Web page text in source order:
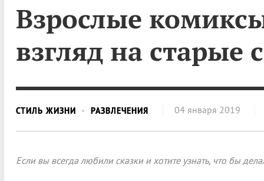
Взрослые
взгляд на старые
СТИЛЬ ЖИЗНИ РАЗВЛЕЧЕНИЯ 04 января 2019
Если вы всегда любили сказки и хотите узнать, что бы